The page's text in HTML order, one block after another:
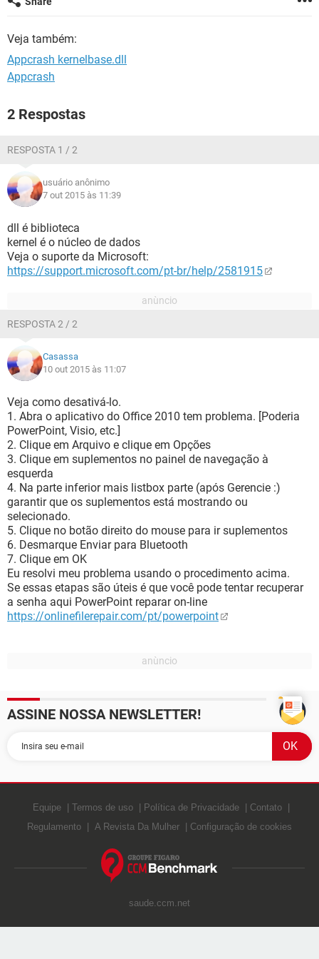
GUIA DE COMPRAS
Veja também:
Appcrash kernelbase.dll
Appcrash
2 Respostas
RESPOSTA 1 / 2
usuário anônimo
7 out 2015 às 11:39
dll é biblioteca
kernel é o núcleo de dados
Veja o suporte da Microsoft:
https://support.microsoft.com/pt-br/help/2581915
RESPOSTA 2 / 2
Casassa
10 out 2015 às 11:07
Veja como desativá-lo.
1. Abra o aplicativo do Office 2010 tem problema. [Poderia
PowerPoint, Visio, etc.]
2. Clique em Arquivo e clique em Opções
3. Clique em suplementos no painel de navegação à
esquerda
4. Na parte inferior mais listbox parte (após Gerencie :)
garantir que os suplementos está mostrando ou
selecionado.
5. Clique no botão direito do mouse para ir suplementos
6. Desmarque Enviar para Bluetooth
7. Clique em OK
Eu resolvi meu problema usando o procedimento acima.
Se essas etapas são úteis é que você pode tentar recuperar
a senha aqui PowerPoint reparar on-line
https://onlinefilerepair.com/pt/powerpoint
ASSINE NOSSA NEWSLETTER!
Equipe Termos de uso Política de Privacidade
Contato
Regulamento
A Revista Da Mulher Configuração de cookies
saude.ccm.net